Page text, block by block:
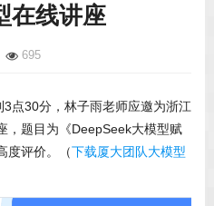
在线讲座
695
点30分，林子雨老师应邀为浙江
，题目为《DeepSeek大模型赋
度评价。（下载厦大团队大模型